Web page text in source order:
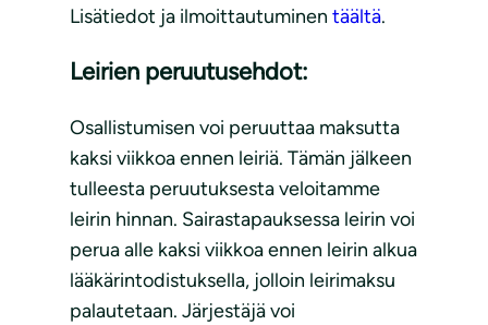
Lisätiedot ja ilmoittautuminen täältä.
Leirien peruutusehdot:
Osallistumisen voi peruuttaa maksutta
kaksi viikkoa ennen leiriä. Tämän jälkeen
tulleesta peruutuksesta veloitamme
leirin hinnan. Sairastapauksessa leirin voi
perua alle kaksi viikkoa ennen leirin alkua
lääkärintodistuksella, jolloin leirimaksu
palautetaan. Järjestäjä voi